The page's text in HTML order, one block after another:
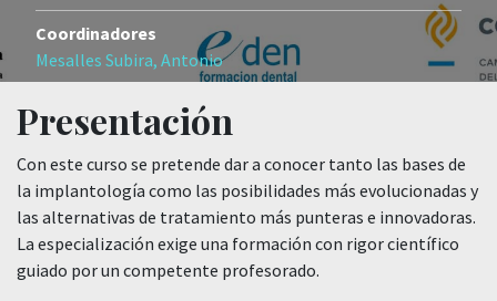
Coordinadores
Mesalles Subira, Antonio
Presentación
Con este curso se pretende dar a conocer tanto las bases de
la implantología como las posibilidades más evolucionadas y
las alternativas de tratamiento más punteras e innovadoras.
La especialización exige una formación con rigor científico
guiado por un competente profesorado.